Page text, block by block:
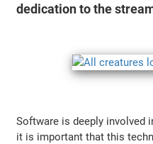
dedication to the
Software is deeply involved
it is important that this